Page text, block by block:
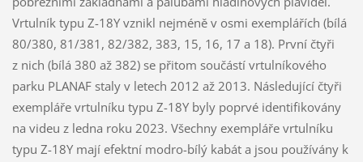
Vrtulník typu Z-18Y vznikl nejméně v osmi exemplářích (bílá
80/380, 81/381, 82/382, 383, 15, 16, 17 a 18). První čtyři
z nich (bílá 380 až 382) se přitom součástí vrtulníkového
parku PLANAF staly v letech 2012 až 2013. Následující čtyři
exempláře vrtulníku typu Z-18Y byly poprvé identifikovány
na videu z ledna roku 2023. Všechny exempláře vrtulníku
typu Z-18Y mají efektní modro-bílý kabát a jsou používány k